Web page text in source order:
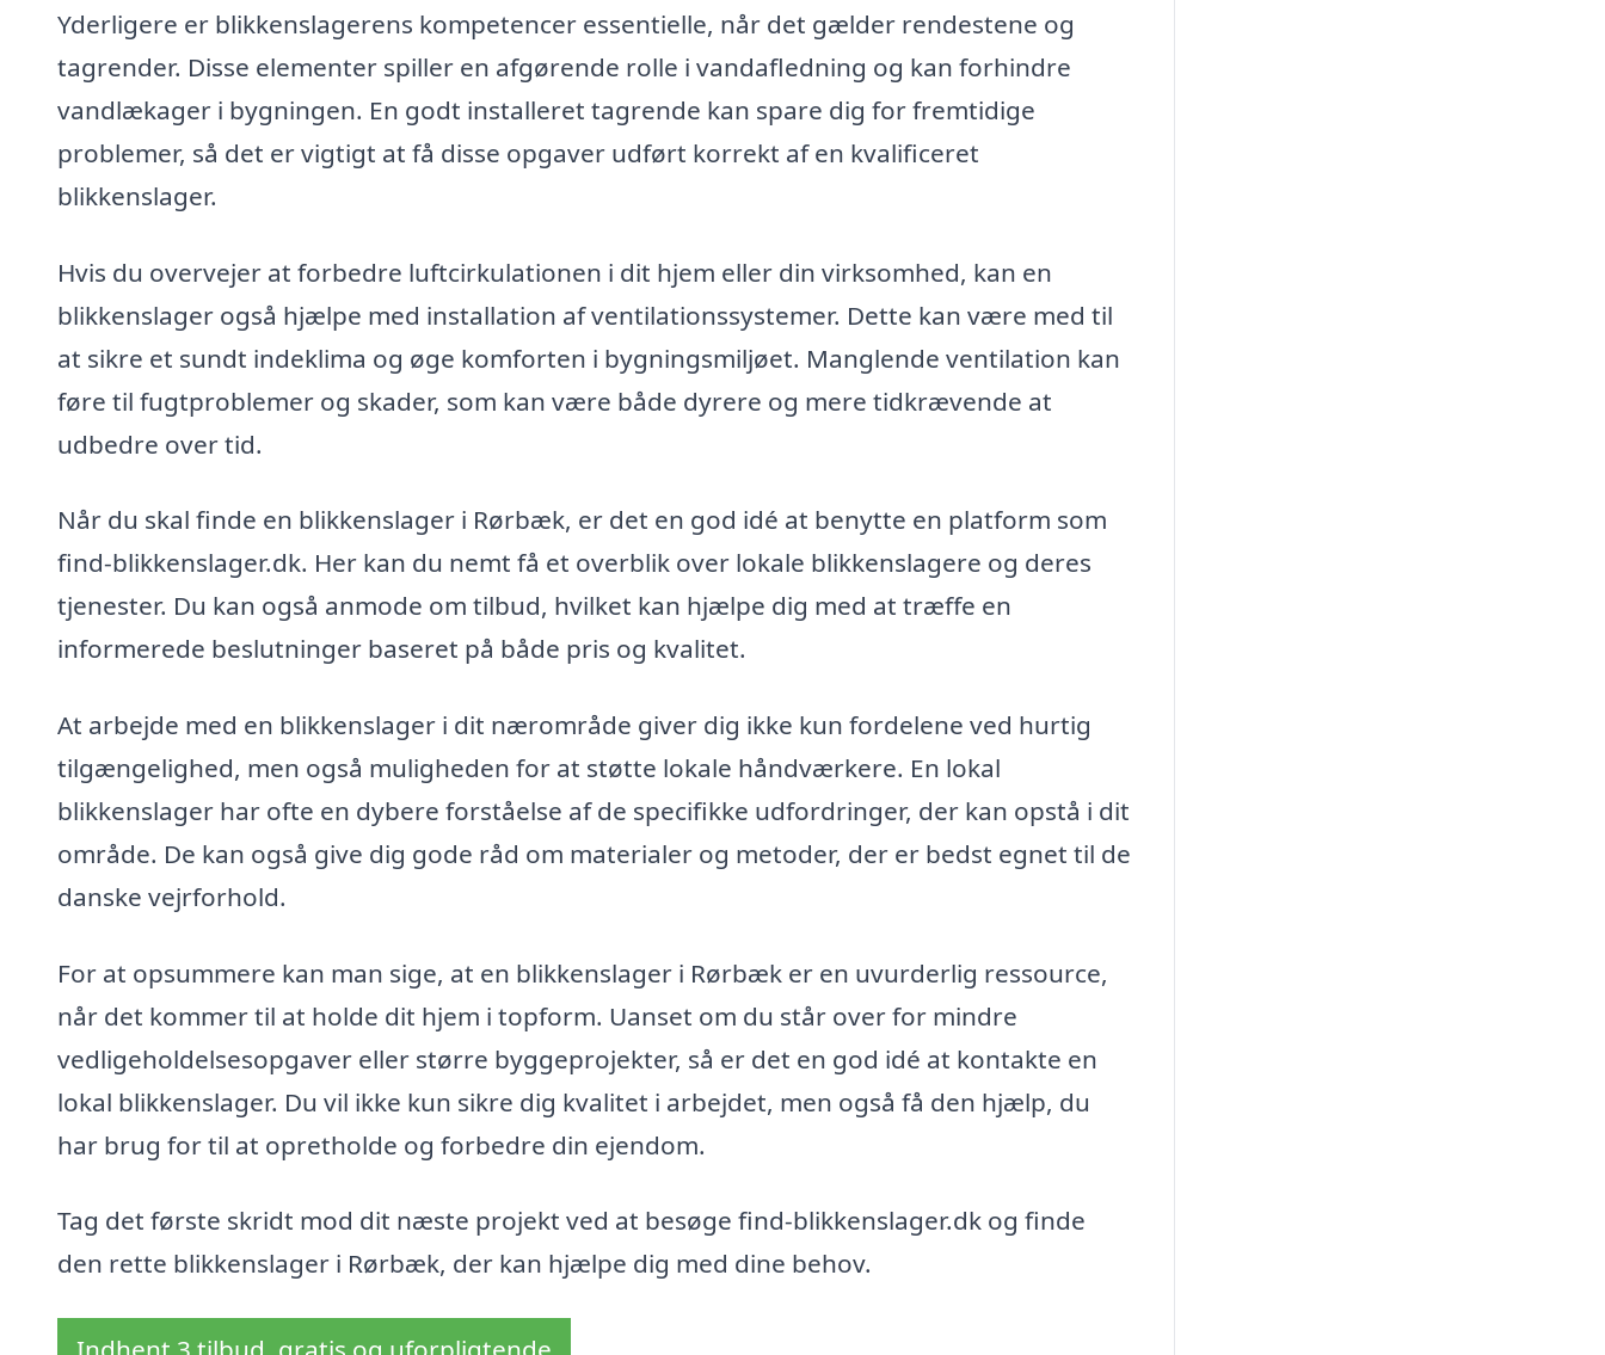
Yderligere er blikkenslagerens kompetencer essentielle, når det gælder rendestene og
tagrender. Disse elementer spiller en afgørende rolle i vandafledning og kan forhindre
vandlækager i bygningen. En godt installeret tagrende kan spare dig for fremtidige
problemer, så det er vigtigt at få disse opgaver udført korrekt af en kvalificeret
blikkenslager.
Hvis du overvejer at forbedre luftcirkulationen i dit hjem eller din virksomhed, kan en
blikkenslager også hjælpe med installation af ventilationssystemer. Dette kan være med til
at sikre et sundt indeklima og øge komforten i bygningsmiljøet. Manglende ventilation kan
føre til fugtproblemer og skader, som kan være både dyrere og mere tidkrævende at
udbedre over tid.
Når du skal finde en blikkenslager i Rørbæk, er det en god idé at benytte en platform som
find-blikkenslager.dk. Her kan du nemt få et overblik over lokale blikkenslagere og deres
tjenester. Du kan også anmode om tilbud, hvilket kan hjælpe dig med at træffe en
informerede beslutninger baseret på både pris og kvalitet.
At arbejde med en blikkenslager i dit nærområde giver dig ikke kun fordelene ved hurtig
tilgængelighed, men også muligheden for at støtte lokale håndværkere. En lokal
blikkenslager har ofte en dybere forståelse af de specifikke udfordringer, der kan opstå i dit
område. De kan også give dig gode råd om materialer og metoder, der er bedst egnet til de
danske vejrforhold.
For at opsummere kan man sige, at en blikkenslager i Rørbæk er en uvurderlig ressource,
når det kommer til at holde dit hjem i topform. Uanset om du står over for mindre
vedligeholdelsesopgaver eller større byggeprojekter, så er det en god idé at kontakte en
lokal blikkenslager. Du vil ikke kun sikre dig kvalitet i arbejdet, men også få den hjælp, du
har brug for til at opretholde og forbedre din ejendom.
Tag det første skridt mod dit næste projekt ved at besøge find-blikkenslager.dk og finde
den rette blikkenslager i Rørbæk, der kan hjælpe dig med dine behov.